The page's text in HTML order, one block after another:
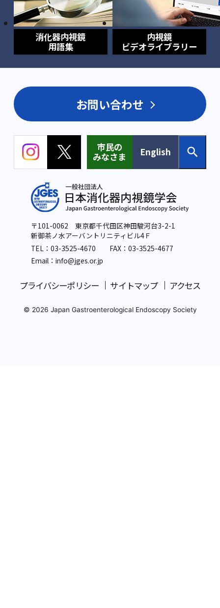
消化器内視鏡
用語集
内視鏡
ビデオライブラリー
お問い合わせ
市民の
みなさま
English
〒101-0062 東京都千代田区神田駿河台3-2-1
新御茶ノ水アーバントリニティビル4Ｆ
TEL：03-3525-4670 FAX：03-3525-4677
Email：info@jges.or.jp
プライバシーポリシー サイトマップ アクセス
© 2026 Japan Gastroenterological Endoscopy Society